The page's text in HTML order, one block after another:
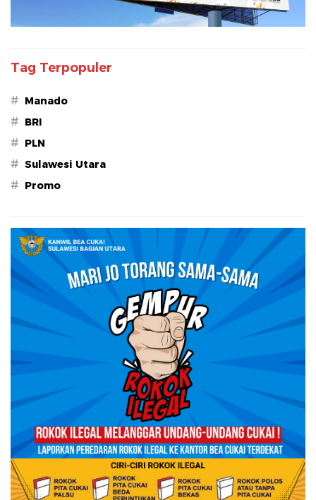
Tag Terpopuler
# Manado
# BRI
# PLN
# Sulawesi Utara
# Promo